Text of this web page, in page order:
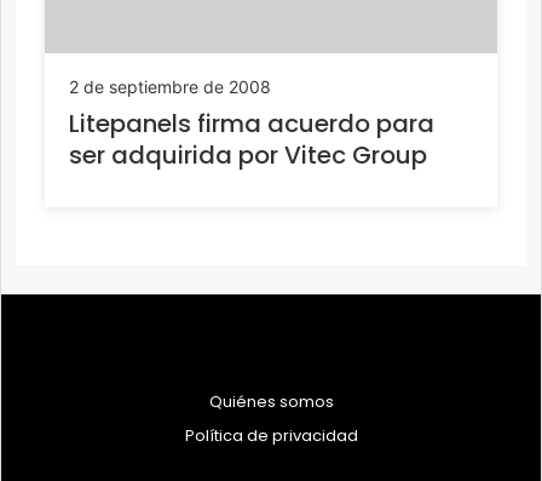
2 de septiembre de 2008
Litepanels firma acuerdo para
ser adquirida por Vitec Group
Quiénes somos
Política de privacidad